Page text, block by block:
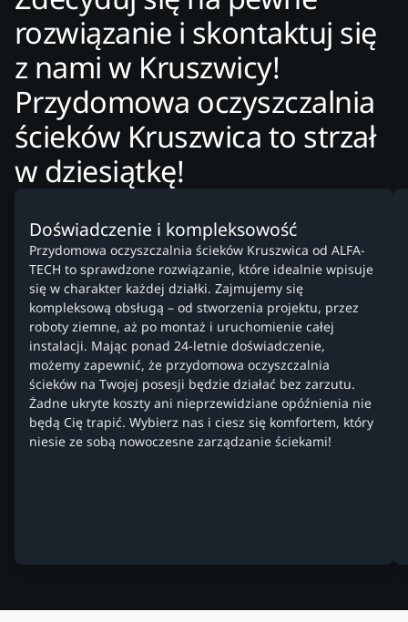
rozwiązanie i skontaktuj się
z nami w Kruszwicy!
Przydomowa oczyszczalnia
ścieków Kruszwica to strzał
w dziesiątkę!
Doświadczenie i kompleksowość
Przydomowa oczyszczalnia ścieków Kruszwica od ALFA-
TECH to sprawdzone rozwiązanie, które idealnie wpisuje
się w charakter każdej działki. Zajmujemy się
kompleksową obsługą – od stworzenia projektu, przez
roboty ziemne, aż po montaż i uruchomienie całej
instalacji. Mając ponad 24-letnie doświadczenie,
możemy zapewnić, że przydomowa oczyszczalnia
ścieków na Twojej posesji będzie działać bez zarzutu.
Żadne ukryte koszty ani nieprzewidziane opóźnienia nie
będą Cię trapić. Wybierz nas i ciesz się komfortem, który
niesie ze sobą nowoczesne zarządzanie ściekami!